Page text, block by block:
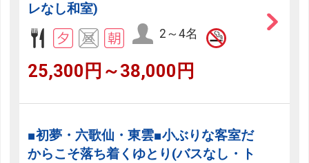
レなし和室)
2～4名
25,300円～38,000円
■初夢・六歌仙・東雲■小ぶりな客室だ
からこそ落ち着くゆとり(バスなし・ト